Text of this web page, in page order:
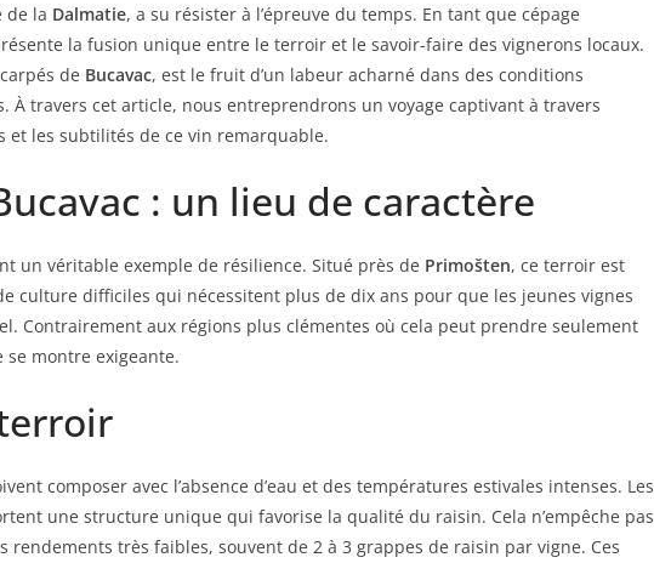
de la Dalmatie, a su résister à l’épreuve du temps. En tant que cépage
la fusion unique entre le terroir et le savoir-faire des vignerons locaux.
de Bucavac, est le fruit d’un labeur acharné dans des conditions
À travers cet article, nous entreprendrons un voyage captivant à travers
et les subtilités de ce vin remarquable.
: un lieu de caractère
un véritable exemple de résilience. Situé près de Primošten, ce terroir est
culture difficiles qui nécessitent plus de dix ans pour que les jeunes vignes
Contrairement aux régions plus clémentes où cela peut prendre seulement
montre exigeante.
composer avec l’absence d’eau et des températures estivales intenses. Les
une structure unique qui favorise la qualité du raisin. Cela n’empêche pas
rendements très faibles, souvent de 2 à 3 grappes de raisin par vigne. Ces